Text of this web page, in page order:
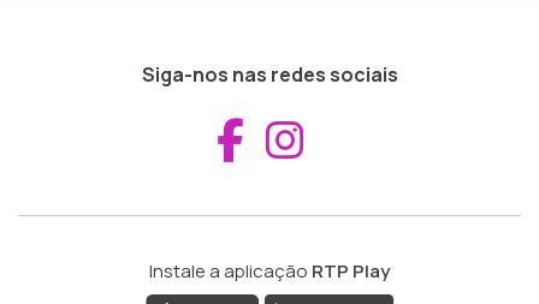
Siga-nos nas redes sociais
Aceder ao
Instale a aplicação RTP Play